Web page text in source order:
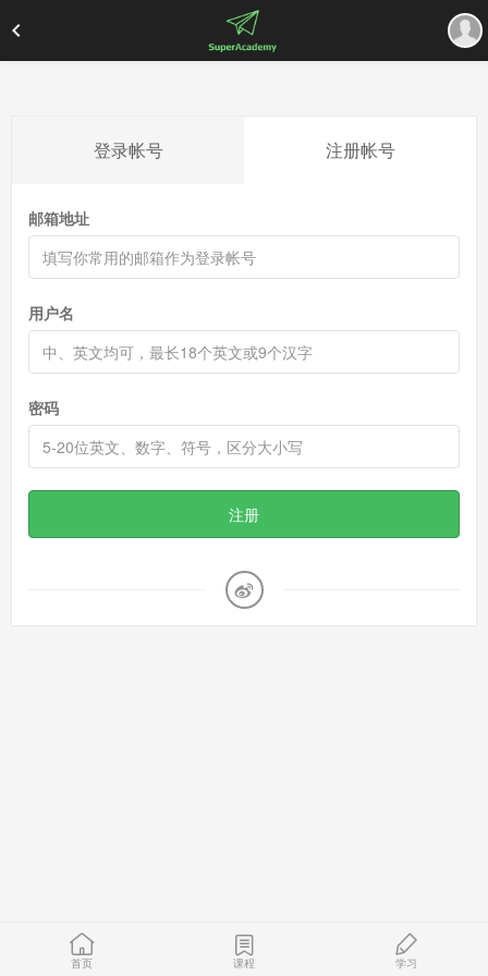
登录帐号 注册帐号
邮箱地址
用户名
密码
注册
首页 课程 学习